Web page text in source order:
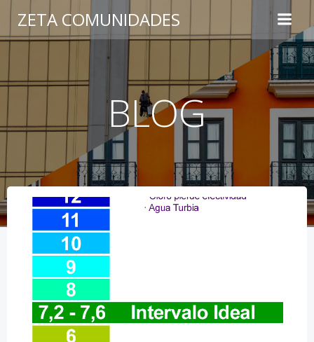
al
contenido
ZETA COMUNIDADES
BLOG